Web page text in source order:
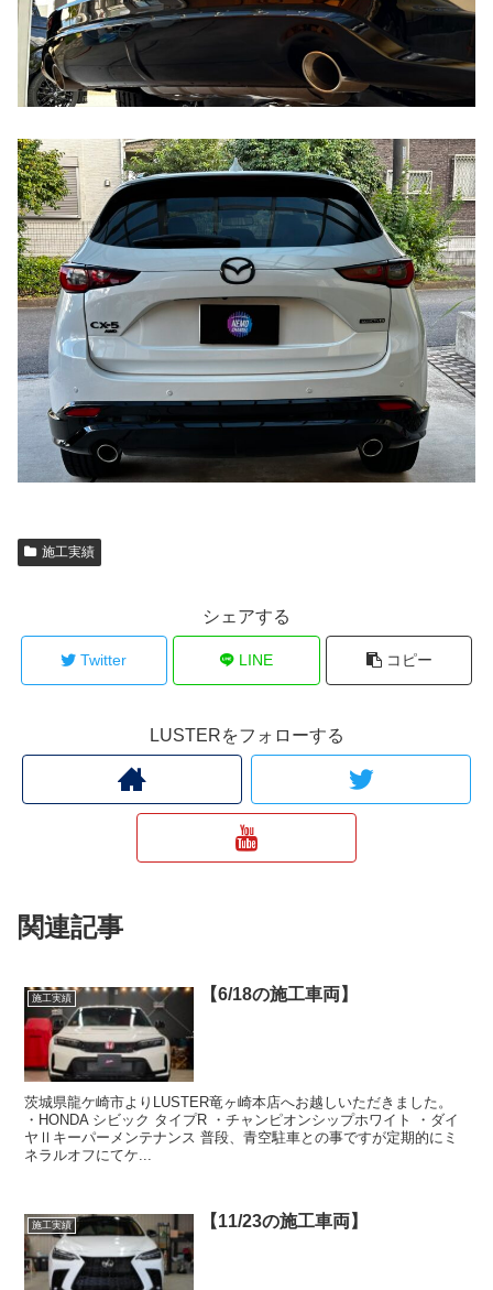
施工実績
シェアする
Twitter LINE コピー
LUSTERをフォローする
関連記事
施工実績 【6/18の施工車両】
茨城県龍ケ崎市よりLUSTER竜ヶ崎本店へお越しいただきました。
・HONDA シビック タイプR ・チャンピオンシップホワイト ・ダイ
ヤⅡキーパーメンテナンス 普段、青空駐車との事ですが定期的にミ
ネラルオフにてケ...
施工実績 【11/23の施工車両】